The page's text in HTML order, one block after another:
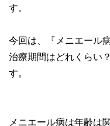
す。
今回は、『メニエール
治療期間はどれくらい
す。
メニエール病は年齢は